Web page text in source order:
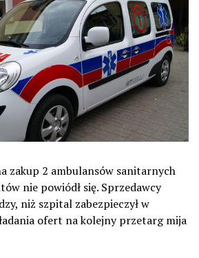
zakup 2 ambulansów sanitarnych
nie powiódł się. Sprzedawcy
niż szpital zabezpieczył w
ofert na kolejny przetarg mija